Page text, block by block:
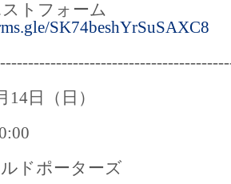
トフォーム
SK74beshYrSuSAXC8
14日（日）
ドポーターズ